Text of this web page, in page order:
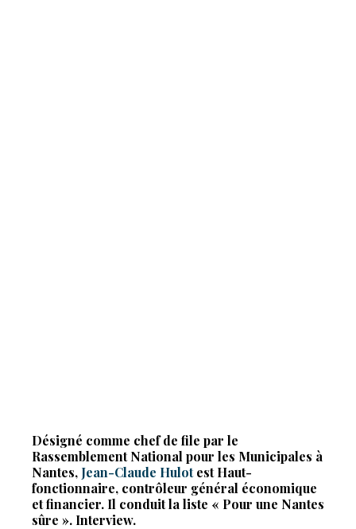
Désigné comme chef de file par le
Rassemblement National pour les Municipales à
Nantes, Jean-Claude Hulotest Haut-
fonctionnaire, contrôleur général économique
et financier. Il conduit la liste « Pour une Nantes
sûre ». Interview.